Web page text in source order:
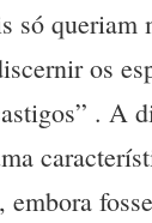
só queriam
os
. A
embora